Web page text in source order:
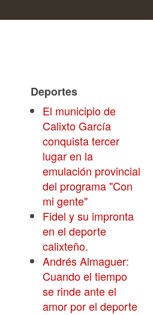
Deportes
El municipio de
Calixto García
conquista tercer
lugar en la
emulación provincial
del programa "Con
mi gente"
Fidel y su impronta
en el deporte
calixteño.
Andrés Almaguer:
Cuando el tiempo
se rinde ante el
amor por el deporte